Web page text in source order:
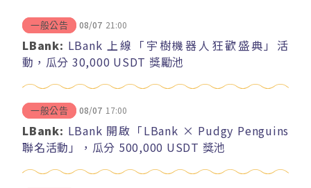
一般公告 08/07 21:00
LBank: LBank 上線「宇樹機器人狂歡盛典」活
動，瓜分 30,000 USDT 獎勵池
一般公告 08/07 17:00
LBank: LBank 開啟「LBank × Pudgy Penguins
聯名活動」，瓜分 500,000 USDT 獎池